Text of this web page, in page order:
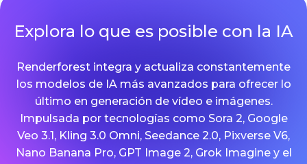
Explora lo que es posible con la IA
Renderforest integra y actualiza constantemente
los modelos de IA más avanzados para ofrecer lo
último en generación de vídeo e imágenes.
Impulsada por tecnologías como Sora 2, Google
Veo 3.1, Kling 3.0 Omni, Seedance 2.0, Pixverse V6,
Nano Banana Pro, GPT Image 2, Grok Imagine y el